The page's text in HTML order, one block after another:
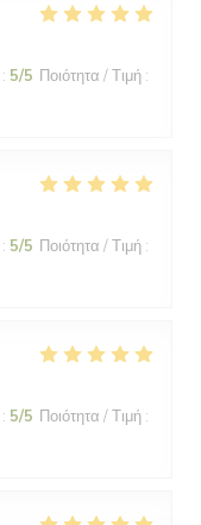
: 5/5 Ποιότητα / Τιμή :
: 5/5 Ποιότητα / Τιμή :
: 5/5 Ποιότητα / Τιμή :